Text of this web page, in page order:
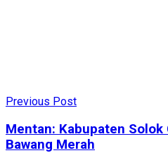
Previous Post
Mentan: Kabupaten
Bawang Merah